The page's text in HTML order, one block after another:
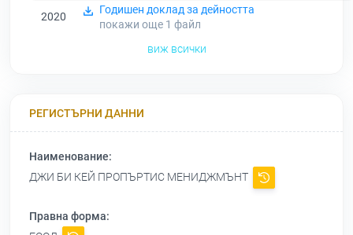
2020
Годишен доклад за дейността
покажи още 1 файл
виж всички
РЕГИСТЪРНИ ДАННИ
Наименование:
ДЖИ БИ КЕЙ ПРОПЪРТИС МЕНИДЖМЪНТ
Правна форма: